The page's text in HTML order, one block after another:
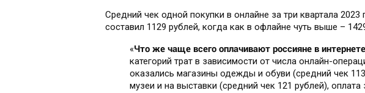
Средний чек одной покупки в онлайне за три квартала
составил 1129 рублей, когда как в офлайне чуть выше –
«Что же чаще всего оплачивают россияне в
категорий трат в зависимости от числа онлайн-
оказались магазины одежды и обуви (средний чек
музеи и на выставки (средний чек 121 рублей), оплата